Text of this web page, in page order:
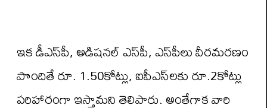
ఇక డీఎస్‌పీ, అడిష‌న‌ల్ ఎస్‌పీ, ఎస్‌పీలు వీర‌మ‌ర‌ణం
పొందితే రూ. 1.50కోట్లు, ఐపీఎస్‌ల‌కు రూ.2కోట్లు
ప‌రిహారంగా ఇస్తామ‌ని తెలిపారు. అంతేగాక వారి